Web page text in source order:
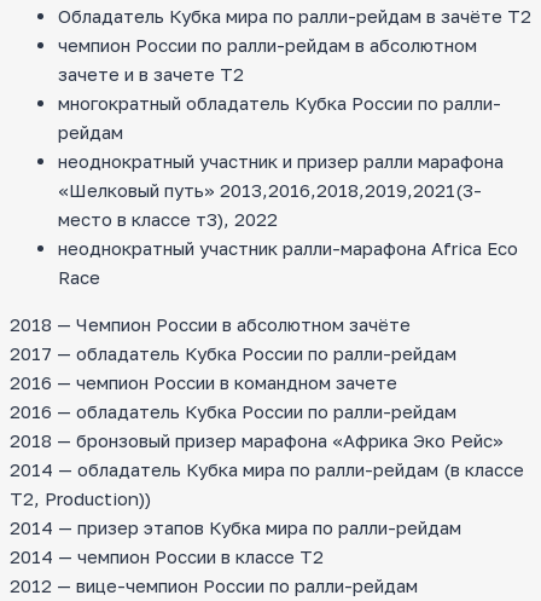
Обладатель Кубка мира по ралли-рейдам в зачёте Т2
чемпион России по ралли-рейдам в абсолютном
зачете и в зачете Т2
многократный обладатель Кубка России по ралли-
рейдам
неоднократный участник и призер ралли марафона
«Шелковый путь» 2013,2016,2018,2019,2021(3-
место в классе т3), 2022
неоднократный участник ралли-марафона Africa Eco
Race
2018 — Чемпион России в абсолютном зачёте
2017 — обладатель Кубка России по ралли-рейдам
2016 — чемпион России в командном зачете
2016 — обладатель Кубка России по ралли-рейдам
2018 — бронзовый призер марафона «Африка Эко Рейс»
2014 — обладатель Кубка мира по ралли-рейдам (в классе
T2, Production))
2014 — призер этапов Кубка мира по ралли-рейдам
2014 — чемпион России в классе Т2
2012 — вице-чемпион России по ралли-рейдам